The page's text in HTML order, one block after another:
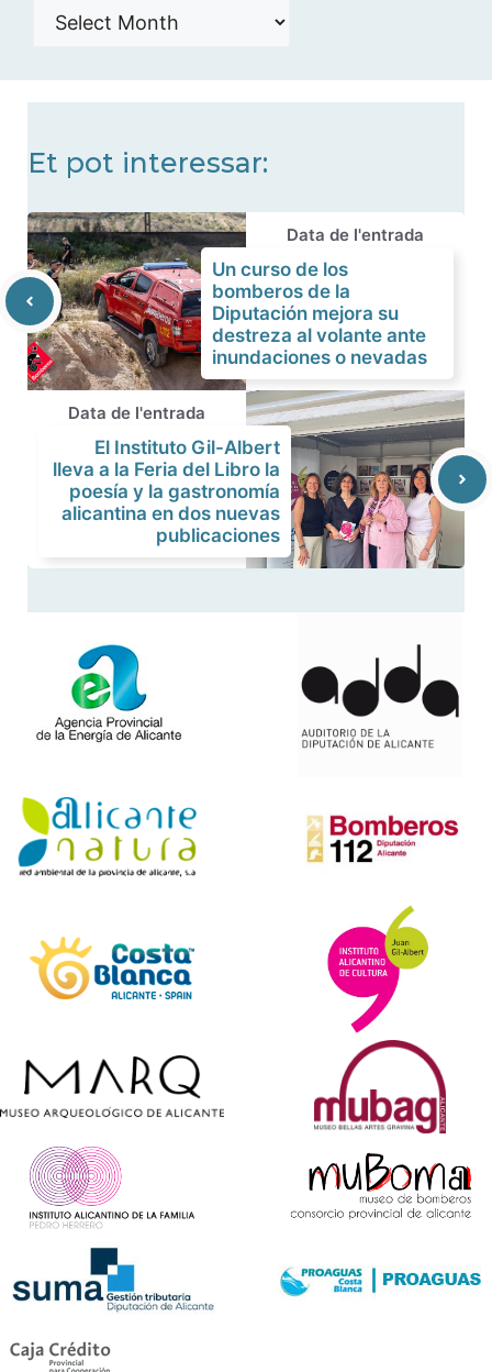
Histórico
Et pot interessar:
Data de l'entrada
Un curso de los
bomberos de la
Diputación mejora su
destreza al volante ante
inundaciones o nevadas
Data de l'entrada
El Instituto Gil-Albert
lleva a la Feria del Libro la
poesía y la gastronomía
alicantina en dos nuevas
publicaciones